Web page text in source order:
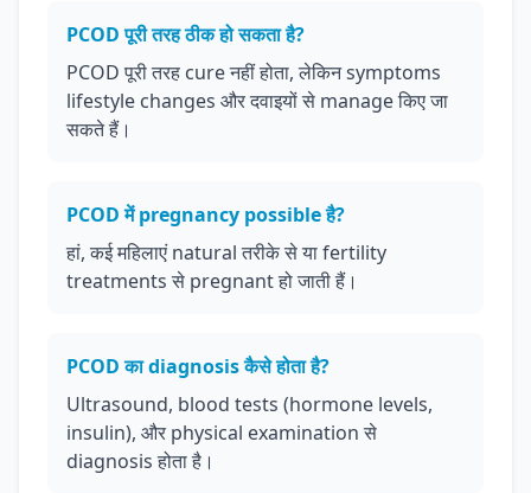
PCOD पूरी तरह ठीक हो सकता है?
PCOD पूरी तरह cure नहीं होता, लेकिन symptoms
lifestyle changes और दवाइयों से manage किए जा
सकते हैं।
PCOD में pregnancy possible है?
हां, कई महिलाएं natural तरीके से या fertility
treatments से pregnant हो जाती हैं।
PCOD का diagnosis कैसे होता है?
Ultrasound, blood tests (hormone levels,
insulin), और physical examination से
diagnosis होता है।